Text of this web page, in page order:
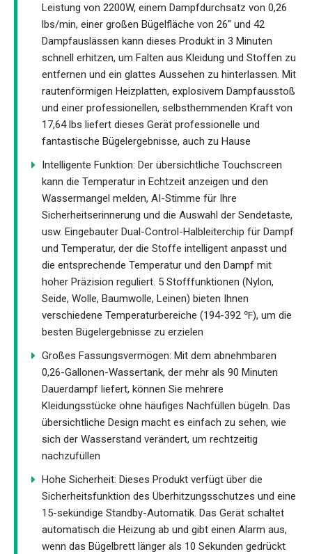
Leistung von 2200W, einem Dampfdurchsatz von 0,26
lbs/min, einer großen Bügelfläche von 26" und 42
Dampfauslässen kann dieses Produkt in 3 Minuten
schnell erhitzen, um Falten aus Kleidung und Stoffen zu
entfernen und ein glattes Aussehen zu hinterlassen. Mit
rautenförmigen Heizplatten, explosivem Dampfausstoß
und einer professionellen, selbsthemmenden Kraft von
17,64 lbs liefert dieses Gerät professionelle und
fantastische Bügelergebnisse, auch zu Hause
Intelligente Funktion: Der übersichtliche Touchscreen
kann die Temperatur in Echtzeit anzeigen und den
Wassermangel melden, AI-Stimme für Ihre
Sicherheitserinnerung und die Auswahl der Sendetaste,
usw. Eingebauter Dual-Control-Halbleiterchip für Dampf
und Temperatur, der die Stoffe intelligent anpasst und
die entsprechende Temperatur und den Dampf mit
hoher Präzision reguliert. 5 Stofffunktionen (Nylon,
Seide, Wolle, Baumwolle, Leinen) bieten Ihnen
verschiedene Temperaturbereiche (194-392 ℉), um die
besten Bügelergebnisse zu erzielen
Großes Fassungsvermögen: Mit dem abnehmbaren
0,26-Gallonen-Wassertank, der mehr als 90 Minuten
Dauerdampf liefert, können Sie mehrere
Kleidungsstücke ohne häufiges Nachfüllen bügeln. Das
übersichtliche Design macht es einfach zu sehen, wie
sich der Wasserstand verändert, um rechtzeitig
nachzufüllen
Hohe Sicherheit: Dieses Produkt verfügt über die
Sicherheitsfunktion des Überhitzungsschutzes und eine
15-sekündige Standby-Automatik. Das Gerät schaltet
automatisch die Heizung ab und gibt einen Alarm aus,
wenn das Bügelbrett länger als 10 Sekunden gedrückt